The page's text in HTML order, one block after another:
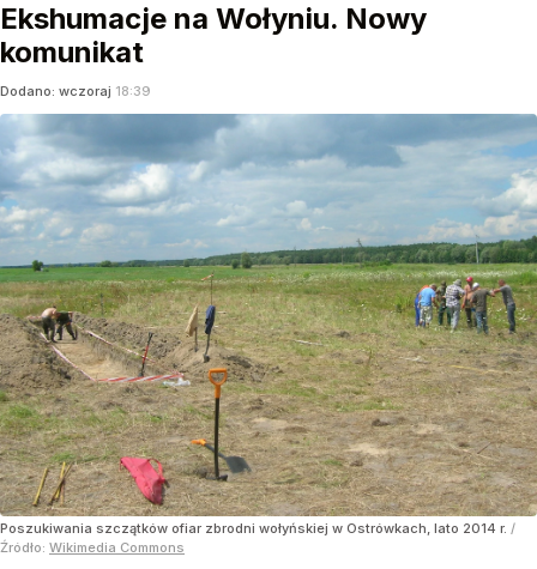
Ekshumacje na Wołyniu. Nowy
komunikat
Dodano: wczoraj 18:39
Poszukiwania szczątków ofiar zbrodni wołyńskiej w Ostrówkach, lato 2014 r. /
Źródło: Wikimedia Commons